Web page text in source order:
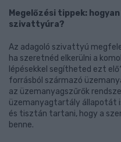
Megelőzési tippek:
szivattyúra?
Az adagoló szivattyú
ha szeretnéd elkerülni a
lépésekkel segítheted ezt
forrásból származó
az üzemanyagszűrők
üzemanyagtartály állapotát
és tisztán tartani, hogy a
benne.